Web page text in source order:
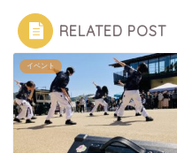
RELATED POST
イベント